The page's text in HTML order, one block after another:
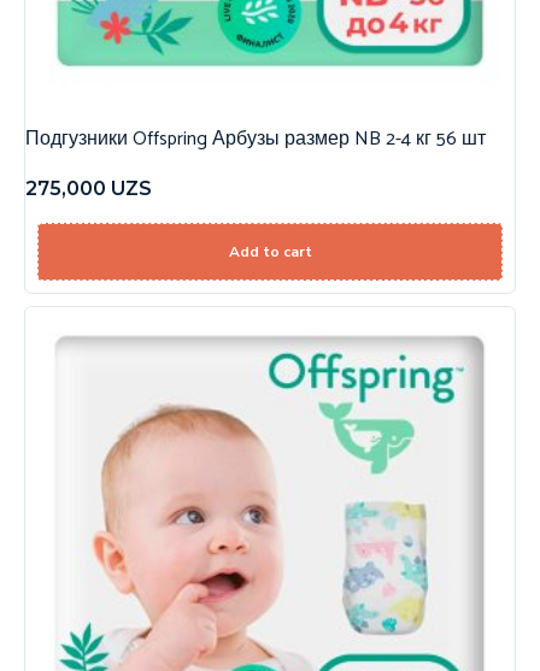
Подгузники Offspring Арбузы размер NB 2-4 кг 56 шт
275,000 UZS
Add to cart